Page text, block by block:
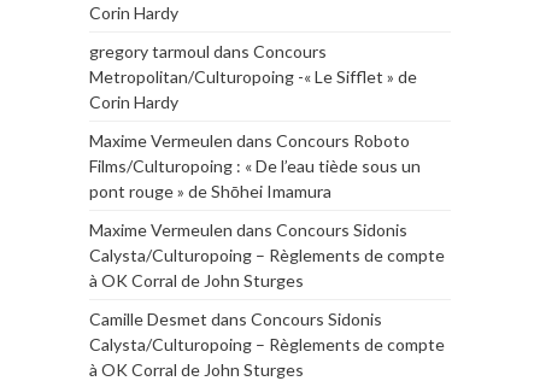
Corin Hardy
gregory tarmoul dans Concours
Metropolitan/Culturopoing -« Le Sifflet » de
Corin Hardy
Maxime Vermeulen dans Concours Roboto
Films/Culturopoing : « De l’eau tiède sous un
pont rouge » de Shōhei Imamura
Maxime Vermeulen dans Concours Sidonis
Calysta/Culturopoing – Règlements de compte
à OK Corral de John Sturges
Camille Desmet dans Concours Sidonis
Calysta/Culturopoing – Règlements de compte
à OK Corral de John Sturges